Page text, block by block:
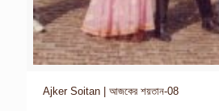
Ajker Soitan | আজকের শয়তান-08